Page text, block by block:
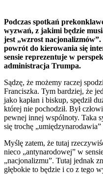
Podczas spotkań
wyzwań, z jakimi będzie
jest „wzrost
powrót do kierowania się
sensie reprezentuje w
administracja Trumpa.
Sądzę, że możemy raczej
Franciszka. Tym bardziej, że
jako kapłan i biskup, spędził
której nie pochodził. Był
pewnej innej wspólnoty. Taka
się trochę
Myślę zatem, że tutaj
nieco „antynarodowej” w
„nacjonalizmu”. Tutaj jednak
głębokie to będzie i co z tego